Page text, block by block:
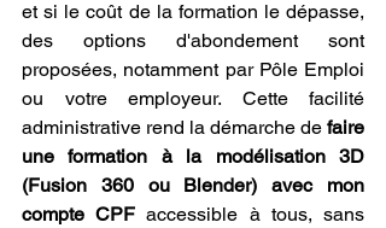
et si le coût de la formation le dépasse,
des options d'abondement sont
proposées, notamment par Pôle Emploi
ou votre employeur. Cette facilité
administrative rend la démarche de faire
une formation à la modélisation 3D
(Fusion 360 ou Blender) avec mon
compte CPF accessible à tous, sans